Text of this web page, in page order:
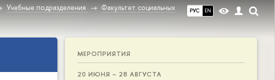
РУС EN
Учебные подразделения
Факультет социальных
МЕРОПРИЯТИЯ
20 ИЮНЯ – 28 АВГУСТА